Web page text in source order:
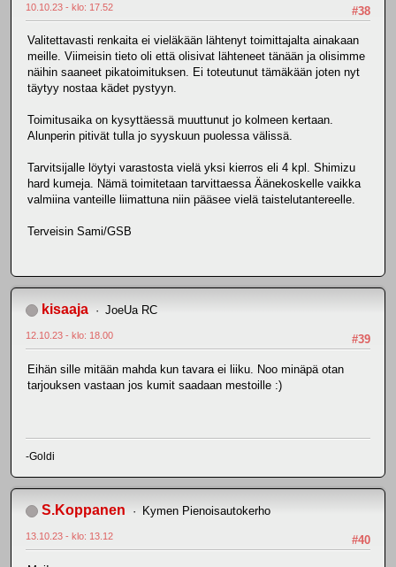
#38
10.10.23 - klo: 17.52
Valitettavasti renkaita ei vieläkään lähtenyt toimittajalta ainakaan
meille. Viimeisin tieto oli että olisivat lähteneet tänään ja olisimme
näihin saaneet pikatoimituksen. Ei toteutunut tämäkään joten nyt
täytyy nostaa kädet pystyyn.
Toimitusaika on kysyttäessä muuttunut jo kolmeen kertaan.
Alunperin pitivät tulla jo syyskuun puolessa välissä.
Tarvitsijalle löytyi varastosta vielä yksi kierros eli 4 kpl. Shimizu
hard kumeja. Nämä toimitetaan tarvittaessa Äänekoskelle vaikka
valmiina vanteille liimattuna niin pääsee vielä taistelutantereelle.
Terveisin Sami/GSB
kisaaja JoeUa RC
#39
12.10.23 - klo: 18.00
Eihän sille mitään mahda kun tavara ei liiku. Noo minäpä otan
tarjouksen vastaan jos kumit saadaan mestoille :)
-Goldi
S.Koppanen Kymen Pienoisautokerho
#40
13.10.23 - klo: 13.12